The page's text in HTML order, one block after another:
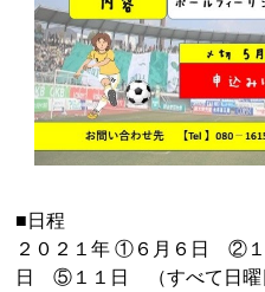
■日程
２０２１年 ①６月６日 ②
日 ⑤１１日 （すべて日曜